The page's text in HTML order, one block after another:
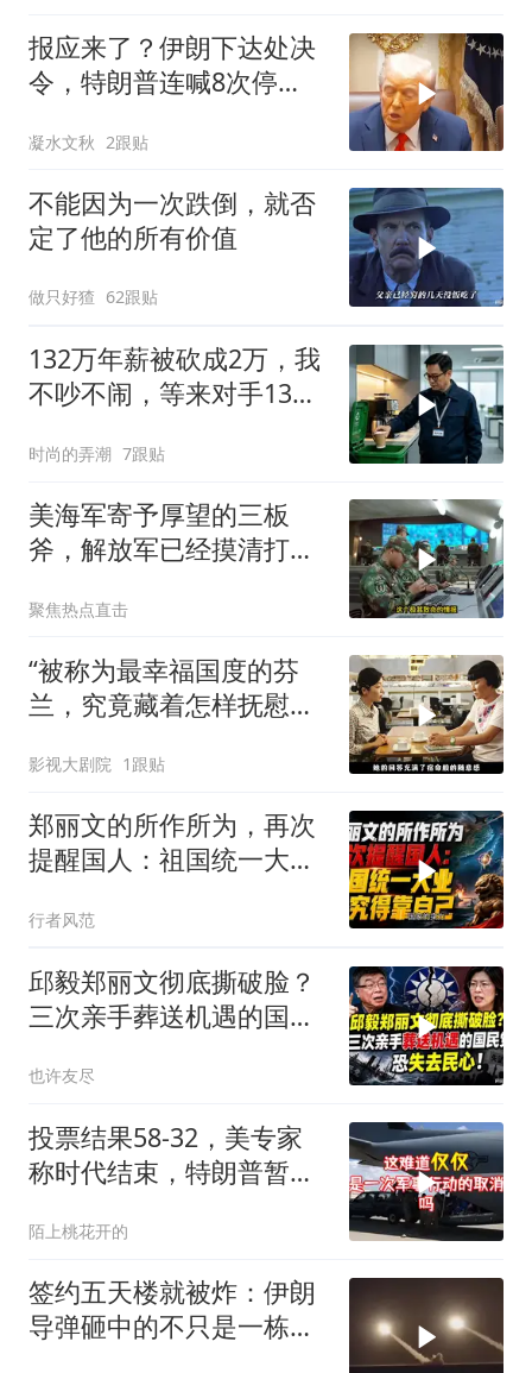
报应来了？伊朗下达处决
令，特朗普连喊8次停
凝水文秋 2跟贴
不能因为一次跌倒，就否
定了他的所有价值
做只好猹 62跟贴
132万年薪被砍成2万，我
不吵不闹，等来对手13倍
时尚的弄潮 7跟贴
美海军寄予厚望的三板
斧，解放军已经摸清打
聚焦热点直击
“被称为最幸福国度的芬
兰，究竟藏着怎样抚慰人
影视大剧院 1跟贴
郑丽文的所作所为，再次
提醒国人：祖国统一大
行者风范
邱毅郑丽文彻底撕破脸？
三次亲手葬送机遇的国民
也许友尽
投票结果58-32，美专家
称时代结束，特朗普暂不
陌上桃花开的
签约五天楼就被炸：伊朗
导弹砸中的不只是一栋